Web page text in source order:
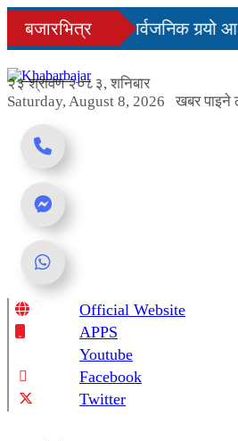
Skip
content
बजारभित्र
सरकारले सार्वजनिक गर्‍यो
२३ श्रावण २०८३, शनिबार
Saturday, August 8, 2026
खबर पाइने
Online News Portal
Official Website
APPS
Youtube
Facebook
Twitter